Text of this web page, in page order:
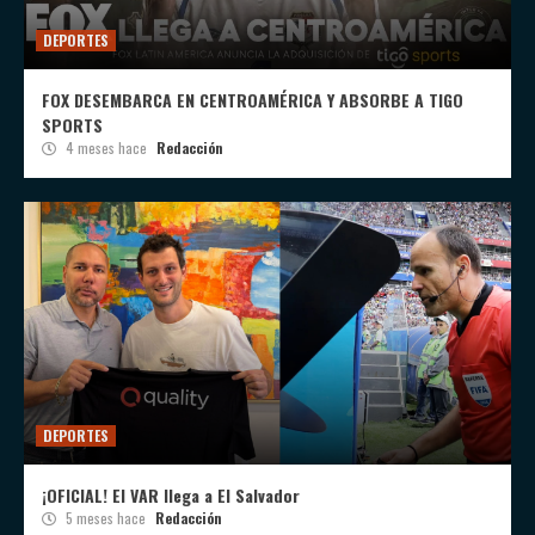
DEPORTES
FOX DESEMBARCA EN CENTROAMÉRICA Y ABSORBE A TIGO
SPORTS
4 meses hace Redacción
DEPORTES
¡OFICIAL! El VAR llega a El Salvador
5 meses hace Redacción